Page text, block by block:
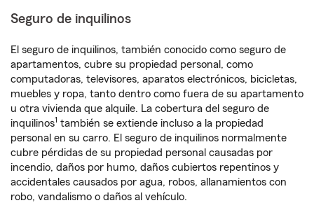
Seguro de inquilinos
El seguro de inquilinos, también conocido como seguro de
apartamentos, cubre su propiedad personal, como
computadoras, televisores, aparatos electrónicos, bicicletas,
muebles y ropa, tanto dentro como fuera de su apartamento
u otra vivienda que alquile. La cobertura del seguro de
inquilinos1 también se extiende incluso a la propiedad
personal en su carro. El seguro de inquilinos normalmente
cubre pérdidas de su propiedad personal causadas por
incendio, daños por humo, daños cubiertos repentinos y
accidentales causados por agua, robos, allanamientos con
robo, vandalismo o daños al vehículo.